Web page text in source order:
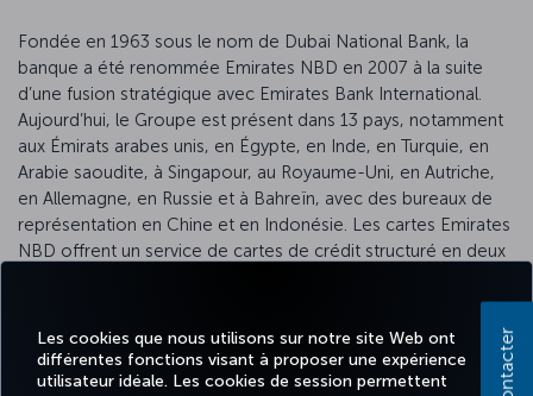
Les cookies que nous utilisons sur notre site Web ont
différentes fonctions visant à proposer une expérience
utilisateur idéale. Les cookies de session permettent
Fondée en 1963 sous le nom de Dubai National Bank, la
banque a été renommée Emirates NBD en 2007 à la suite
d’une fusion stratégique avec Emirates Bank International.
Aujourd’hui, le Groupe est présent dans 13 pays, notamment
aux Émirats arabes unis, en Égypte, en Inde, en Turquie, en
Arabie saoudite, à Singapour, au Royaume-Uni, en Autriche,
en Allemagne, en Russie et à Bahreïn, avec des bureaux de
représentation en Chine et en Indonésie. Les cartes Emirates
NBD offrent un service de cartes de crédit structuré en deux
quotidiennes. Les deux cartes permettent de gagner des
Voyager Miles sur tous les achats, lesquels peuvent ensuite
être convertis en Miles « Miles&Smiles ».Cliquezici pour plus